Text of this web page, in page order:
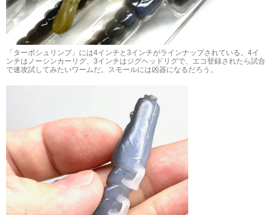
「ターボシュリンプ」には4インチと3インチがラインナップされている。4イ
ンチはノーシンカーリグ、3インチはジグヘッドリグで、エコ登録されたら試合
で速攻試してみたいワームだ。スモールには凶器になるだろう。